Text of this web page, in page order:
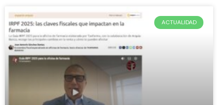
ACTUALIDAD